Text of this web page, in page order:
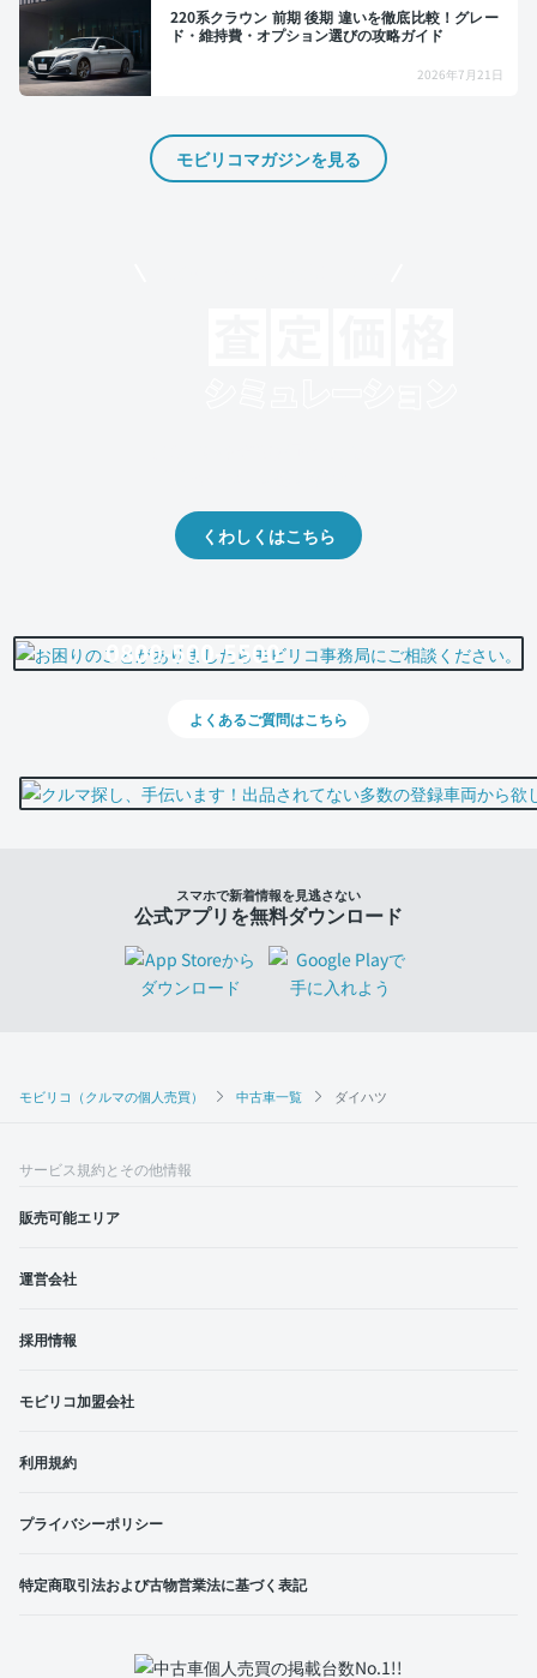
モビリコ（クルマの個人売買） 中古車一覧 ダイハツ
220系クラウン 前期 後期 違いを徹底比較！グレー
ド・維持費・オプション選びの攻略ガイド
2026年7月21日
モビリコマガジンを見る
くわしくはこちら
0800-500-5500
よくあるご質問はこちら
スマホで新着情報を見逃さない
公式アプリを無料ダウンロード
サービス規約とその他情報
販売可能エリア
運営会社
採用情報
モビリコ加盟会社
利用規約
プライバシーポリシー
特定商取引法および古物営業法に基づく表記